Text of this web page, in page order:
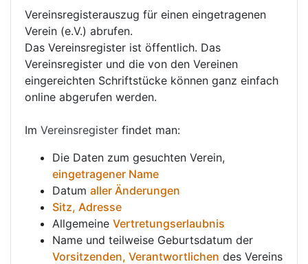
Vereinsregisterauszug für einen eingetragenen
Verein (e.V.) abrufen.
Das Vereinsregister ist öffentlich. Das
Vereinsregister und die von den Vereinen
eingereichten Schriftstücke können ganz einfach
online abgerufen werden.
Im Vereinsregister findet man:
Die Daten zum gesuchten Verein,
eingetragener Name
Datum aller Änderungen
Sitz, Adresse
Allgemeine Vertretungserlaubnis
Name und teilweise Geburtsdatum der
Vorsitzenden, Verantwortlichen des Vereins